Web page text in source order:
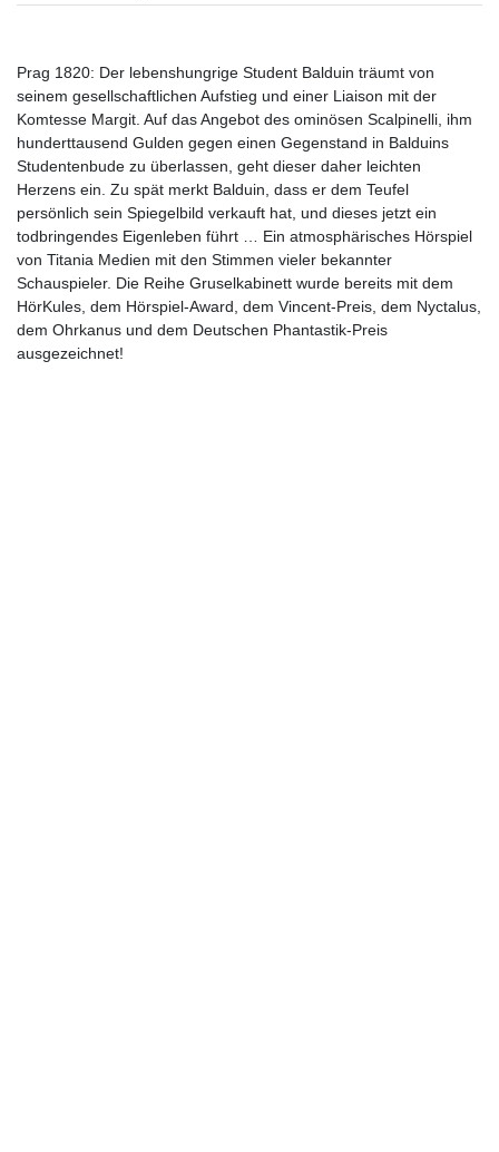
Prag 1820: Der lebenshungrige Student Balduin träumt von
seinem gesellschaftlichen Aufstieg und einer Liaison mit der
Komtesse Margit. Auf das Angebot des ominösen Scalpinelli, ihm
hunderttausend Gulden gegen einen Gegenstand in Balduins
Studentenbude zu überlassen, geht dieser daher leichten
Herzens ein. Zu spät merkt Balduin, dass er dem Teufel
persönlich sein Spiegelbild verkauft hat, und dieses jetzt ein
todbringendes Eigenleben führt … Ein atmosphärisches Hörspiel
von Titania Medien mit den Stimmen vieler bekannter
Schauspieler. Die Reihe Gruselkabinett wurde bereits mit dem
HörKules, dem Hörspiel-Award, dem Vincent-Preis, dem Nyctalus,
dem Ohrkanus und dem Deutschen Phantastik-Preis
ausgezeichnet!